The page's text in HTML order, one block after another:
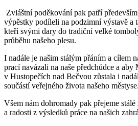
Zvláštní poděkování pak patří
výpěstky podíleli na podzimní výstavě a
kteří svými dary do tradiční velké
průběhu našeho plesu.
I nadále je našim stálým přáním a cílem
prací navázali na naše předchůdce a
v Hustopečích nad Bečvou zůstala i
součástí veřejného života našeho městyse.
Všem nám dohromady pak přejeme
a radosti z výsledků práce na našich